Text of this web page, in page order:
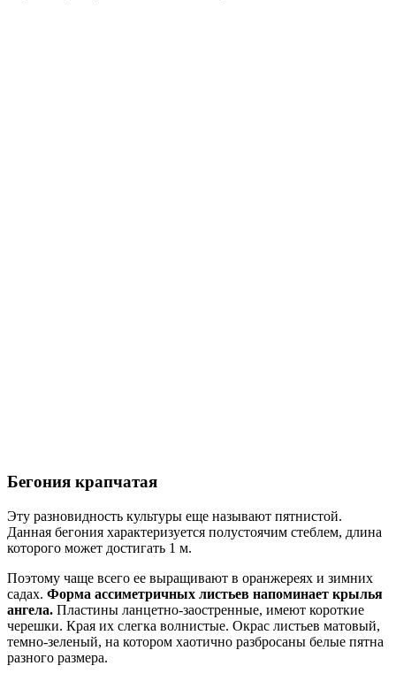
Бегония крапчатая
Эту разновидность культуры еще называют пятнистой.
Данная бегония характеризуется полустоячим стеблем, длина
которого может достигать 1 м.
Поэтому чаще всего ее выращивают в оранжереях и зимних
садах. Форма ассиметричных листьев напоминает крылья
ангела. Пластины ланцетно-заостренные, имеют короткие
черешки. Края их слегка волнистые. Окрас листьев матовый,
темно-зеленый, на котором хаотично разбросаны белые пятна
разного размера.